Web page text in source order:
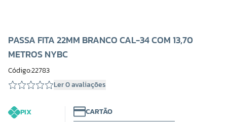
PASSA FITA 22MM BRANCO CAL-34 COM 13,70
METROS NYBC
Código:22783
Ler 0 avaliações
PIX
CARTÃO